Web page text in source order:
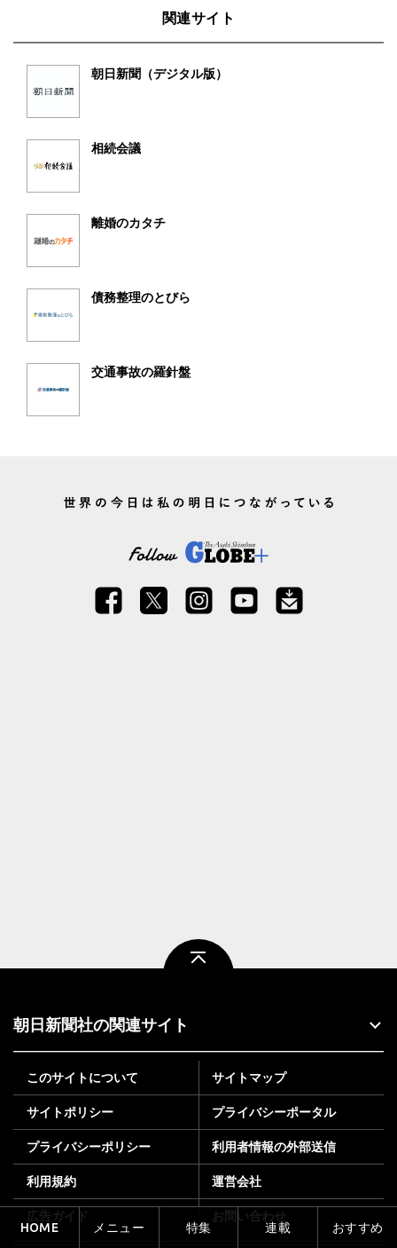
関連サイト
朝日新聞（デジタル版）
相続会議
離婚のカタチ
債務整理のとびら
交通事故の羅針盤
朝日新聞社の関連サイト
このサイトについて サイトマップ
サイトポリシー プライバシーポータル
プライバシーポリシー 利用者情報の外部送信
利用規約 運営会社
広告ガイド お問い合わせ
HOME メニュー 特集 連載 おすすめ